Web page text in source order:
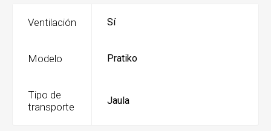
Ventilación Sí
Modelo Pratiko
Tipo de
transporte
Jaula